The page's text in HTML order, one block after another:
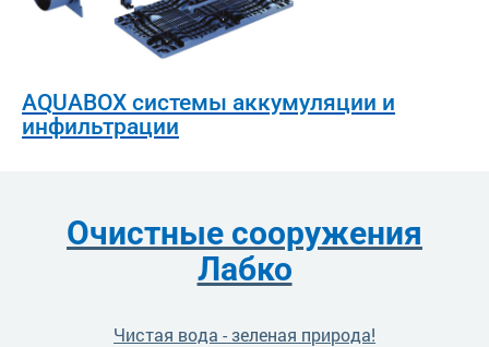
AQUABOX системы аккумуляции и
инфильтрации
Очистные сооружения
Лабко
Чистая вода - зеленая природа!